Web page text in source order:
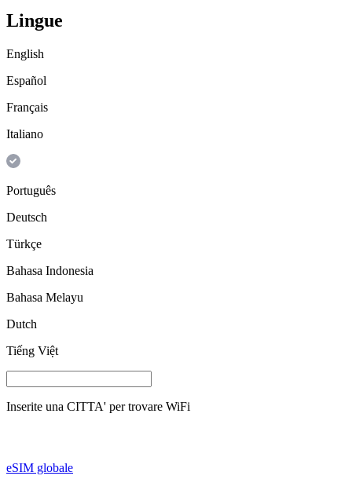
Lingue
English
Español
Français
Italiano
Português
Deutsch
Türkçe
Bahasa Indonesia
Bahasa Melayu
Dutch
Tiếng Việt
Inserite una CITTA' per trovare WiFi
eSIM globale